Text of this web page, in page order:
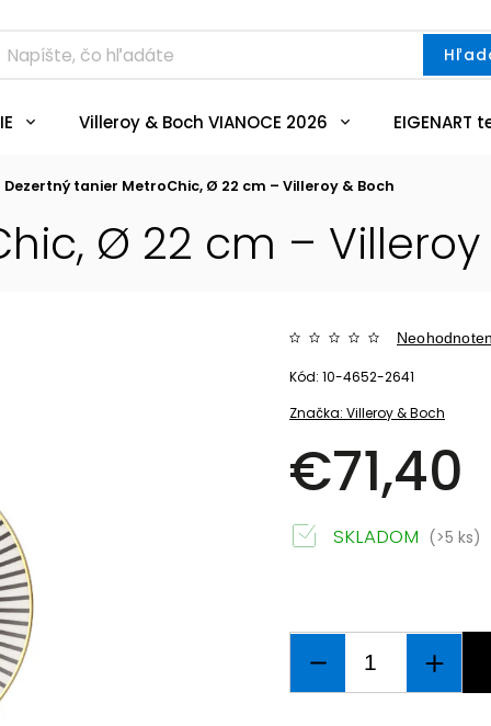
Villeroy & Boch VIANOCE 2026 EIGENART
Dezertný tanier MetroChic, Ø 22 cm – Villeroy & Boch
Ø 22 cm –
Značka:Villeroy & Boch
€71,40
Kód: 10-4652-2641
SKLADOM (>5 ks)